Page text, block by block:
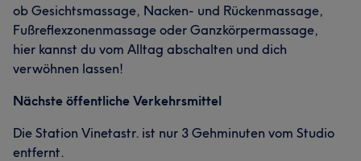
ob Gesichtsmassage, Nacken- und Rückenmassage,
Fußreflexzonenmassage oder Ganzkörpermassage,
hier kannst du vom Alltag abschalten und dich
verwöhnen lassen!
Nächste öffentliche Verkehrsmittel
Die Station Vinetastr. ist nur 3 Gehminuten vom Studio
entfernt.